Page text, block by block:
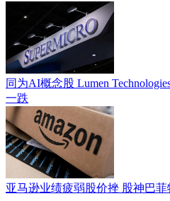
同为AI概念股 Lumen
一跌
亚马逊业绩疲弱股价挫 股神巴